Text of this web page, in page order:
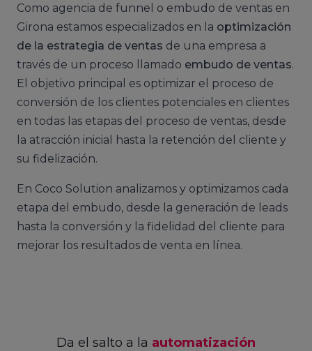
Como agencia de funnel o embudo de ventas en
Girona estamos especializados en la optimización
de la estrategia de ventas de una empresa a
través de un proceso llamado embudo de ventas.
El objetivo principal es optimizar el proceso de
conversión de los clientes potenciales en clientes
en todas las etapas del proceso de ventas, desde
la atracción inicial hasta la retención del cliente y
su fidelización.
En Coco Solution analizamos y optimizamos cada
etapa del embudo, desde la generación de leads
hasta la conversión y la fidelidad del cliente para
mejorar los resultados de venta en línea.
Da el salto a la automatización